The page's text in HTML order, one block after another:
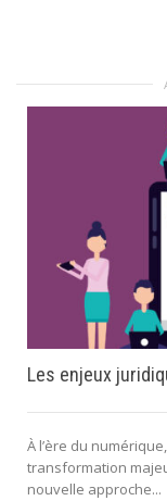
Les enjeux
À l’ère du
transformation
nouvelle approche...